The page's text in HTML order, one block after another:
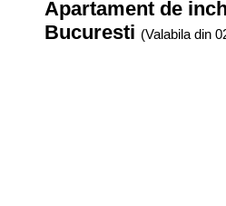
Apartament de
Bucuresti (Valabila din